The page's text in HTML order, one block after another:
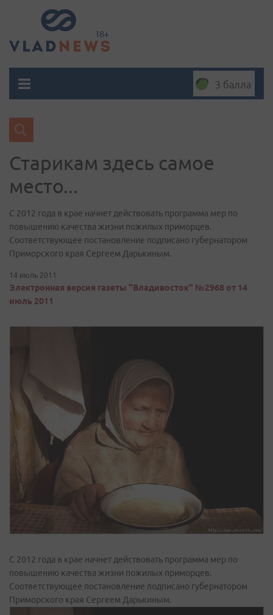
3 балла
Старикам здесь самое
место...
С 2012 года в крае начнет действовать программа мер по
повышению качества жизни пожилых приморцев.
Соответствующее постановление подписано губернатором
Приморского края Сергеем Дарькиным.
14 июль 2011
Электронная версия газеты "Владивосток" №2968 от 14
июль 2011
С 2012 года в крае начнет действовать программа мер по
повышению качества жизни пожилых приморцев.
Соответствующее постановление подписано губернатором
Приморского края Сергеем Дарькиным.